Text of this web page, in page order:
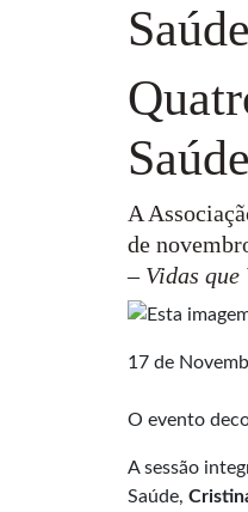
Saúde
Saúde
A
de
– Vidas que
17 de
O evento
A sessão
Saúde,